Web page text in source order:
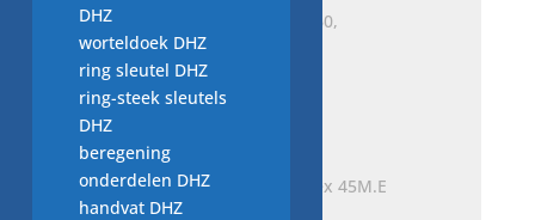
condensator 411.10.5060,
wasmachine onderdeel
DHZ
worteldoek DHZ
ring sleutel DHZ
ring-steek sleutels
DHZ
beregening
onderdelen DHZ
handvat DHZ